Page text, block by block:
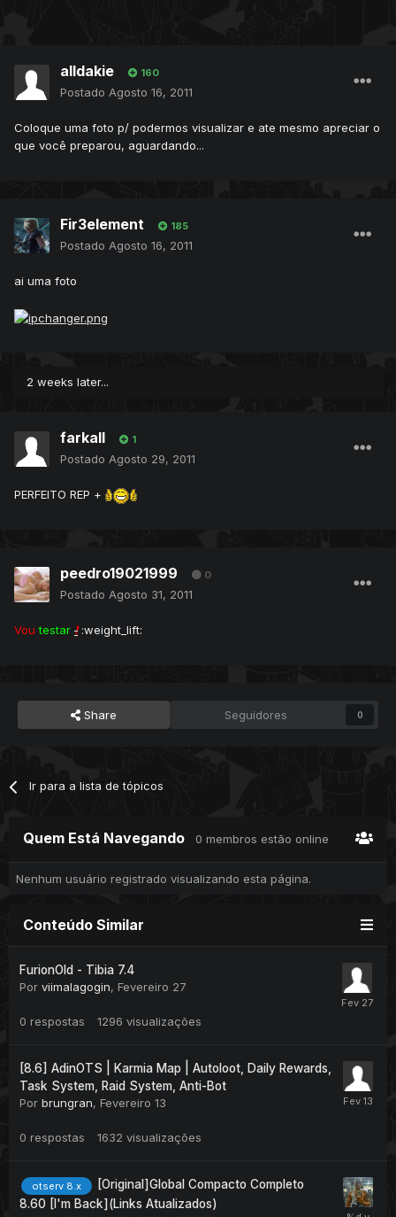
alldakie 160
Postado Agosto 16, 2011
Coloque uma foto p/ podermos visualizar e ate mesmo apreciar o
que você preparou, aguardando...
Fir3element 185
Postado Agosto 16, 2011
ai uma foto
2 weeks later...
farkall 1
Postado Agosto 29, 2011
PERFEITO REP +
peedro19021999 0
Postado Agosto 31, 2011
Vou testar !:weight_lift:
Share Seguidores 0
Ir para a lista de tópicos
Quem Está Navegando 0 membros estão online
Nenhum usuário registrado visualizando esta página.
Conteúdo Similar
FurionOld - Tibia 7.4
Por viimalagogin, Fevereiro 27
0 respostas 1296 visualizações
[8.6] AdinOTS | Karmia Map | Autoloot, Daily Rewards,
Task System, Raid System, Anti-Bot
Por brungran, Fevereiro 13
0 respostas 1632 visualizações
otserv 8.x
[Original]Global Compacto Completo
8.60 [I'm Back](Links Atualizados)